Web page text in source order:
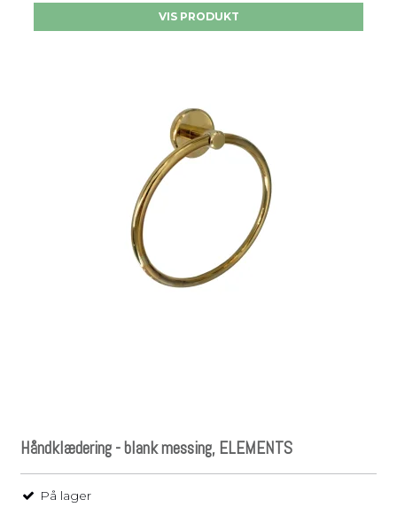
VIS PRODUKT
Håndklædering - blank messing, ELEMENTS
På lager